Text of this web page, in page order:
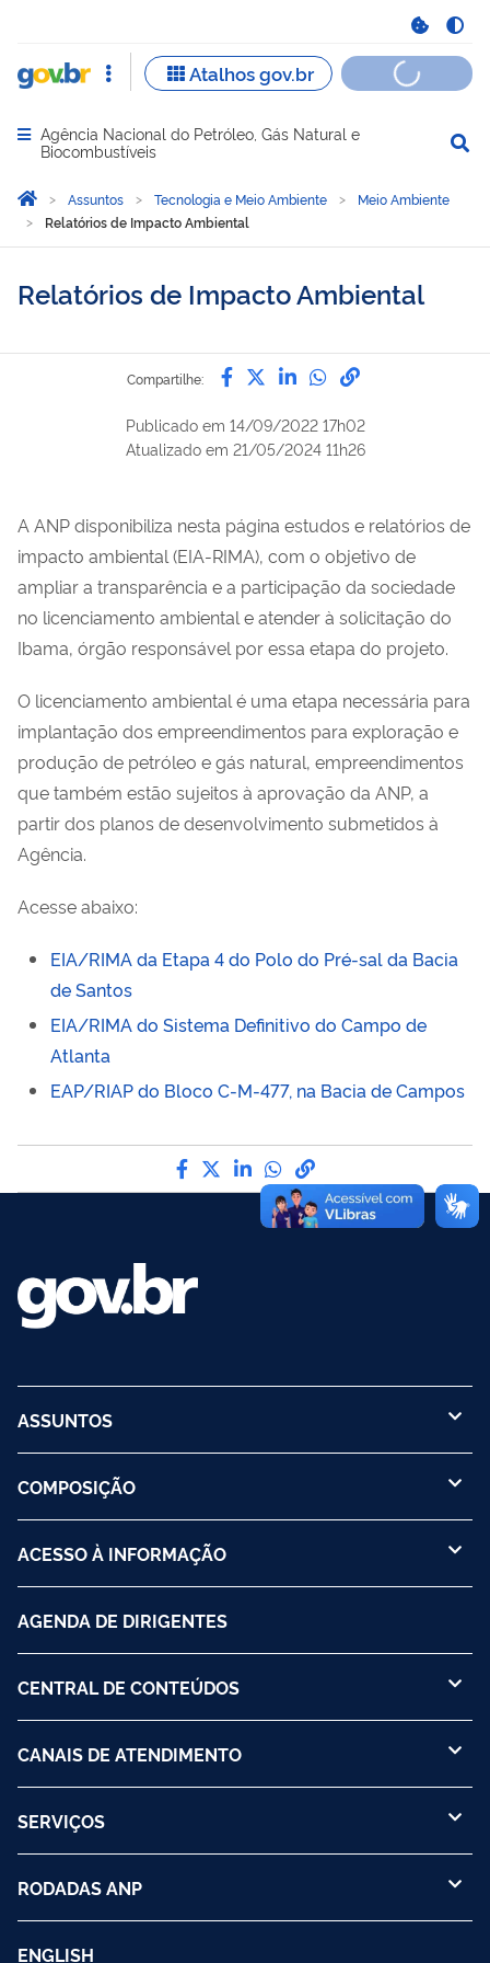
Abrir menu principal de navegação
Agência Nacional do Petróleo, Gás Natural e
Biocombustíveis
Você está aqui:
Página Inicial
Assuntos Tecnologia e Meio Ambiente
Meio Ambiente
Relatórios de Impacto Ambiental
Relatórios de Impacto Ambiental
Compartilhe: Compartilhe por Facebook
Compartilhe por Twitter
Compartilhe por
Compartilhe
link para
Publicado em 14/09/2022 17h02
Atualizado em 21/05/2024 11h26
A ANP disponibiliza nesta página estudos e relatórios de
impacto ambiental (EIA-RIMA), com o objetivo de
ampliar a transparência e a participação da sociedade
no licenciamento ambiental e atender à solicitação do
Ibama, órgão responsável por essa etapa do projeto.
O licenciamento ambiental é uma etapa necessária para
implantação dos empreendimentos para exploração e
produção de petróleo e gás natural, empreendimentos
que também estão sujeitos à aprovação da ANP, a
partir dos planos de desenvolvimento submetidos à
Agência.
Acesse abaixo:
EIA/RIMA da Etapa 4 do Polo do Pré-sal da Bacia
de Santos
EIA/RIMA do Sistema Definitivo do Campo de
Atlanta
EAP/RIAP do Bloco C-M-477, na Bacia de Campos
Compartilhe por Facebook
Compartilhe por Twitter
Compartilhe por
Compartilhe por
link para Copiar
ASSUNTOS
COMPOSIÇÃO
ACESSO À INFORMAÇÃO
AGENDA DE DIRIGENTES
CENTRAL DE CONTEÚDOS
CANAIS DE ATENDIMENTO
SERVIÇOS
RODADAS ANP
ENGLISH